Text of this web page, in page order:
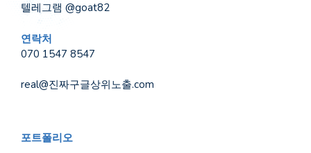
텔레그램 @goat82
연락처
070 1547 8547
real@진짜구글상위노출.com
포트폴리오